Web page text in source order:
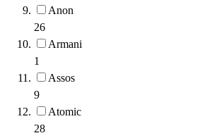
Anon
26
Armani
1
Assos
9
Atomic
28